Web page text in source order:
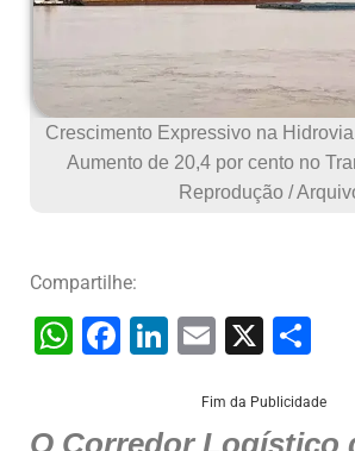
Crescimento Expressivo na
Aumento de 20,4 por cento no
Reprodução /
Compartilhe:
W F
Li
E
ai
X
ar
Fim da Publicidade
O Corredor Logístico